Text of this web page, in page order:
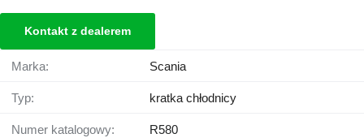
Kontakt z dealerem
Marka: Scania
Typ: kratka chłodnicy
Numer katalogowy: R580